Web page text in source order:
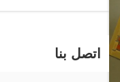
اتصل بنا